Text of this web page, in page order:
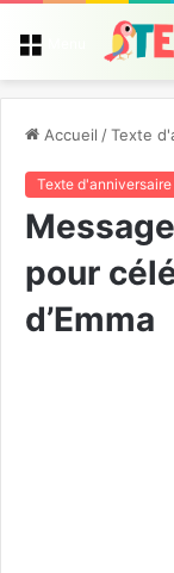
Accueil /Texte
Texte d'anniversaire
pour
d’Emma